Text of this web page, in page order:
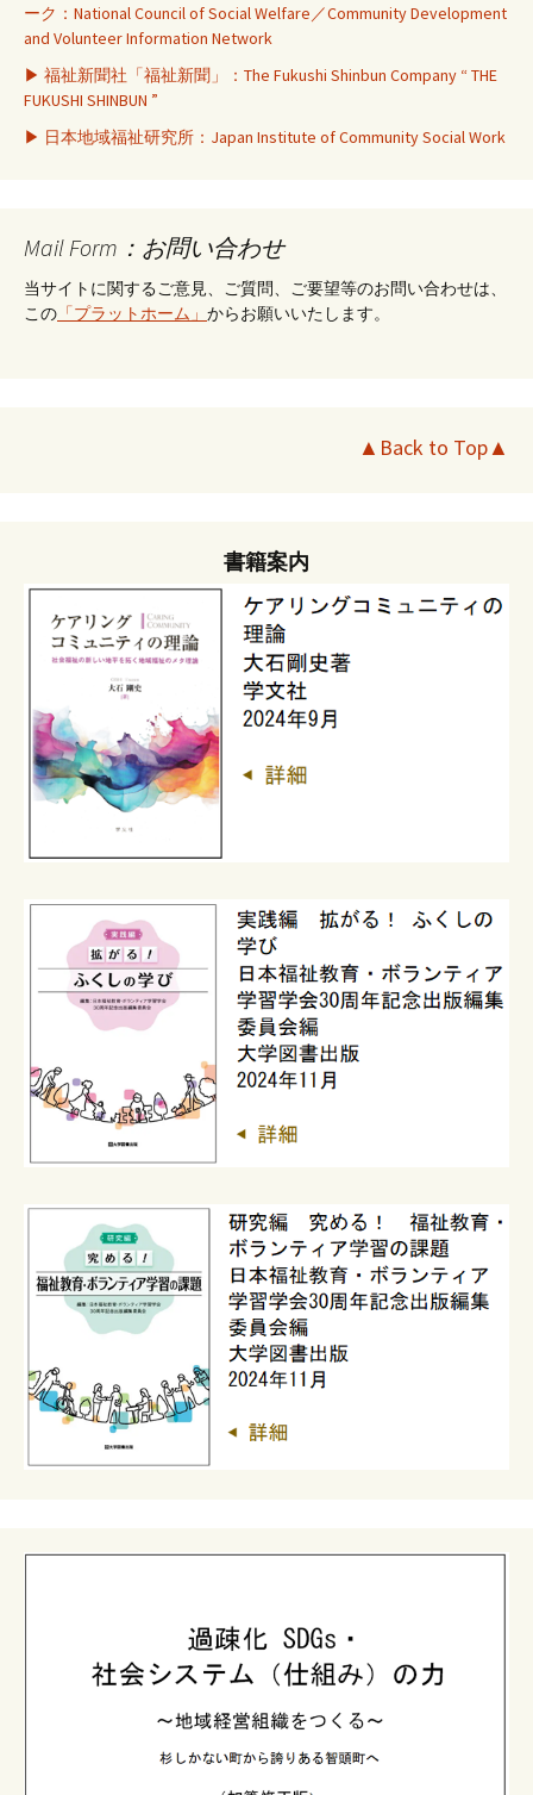
ーク：National Council of Social Welfare／Community Development
and Volunteer Information Network
▶ 福祉新聞社「福祉新聞」：The Fukushi Shinbun Company “ THE
FUKUSHI SHINBUN ”
▶ 日本地域福祉研究所：Japan Institute of Community Social Work
Mail Form：お問い合わせ
当サイトに関するご意見、ご質問、ご要望等のお問い合わせは、
この 「プラットホーム」 からお願いいたします。
▲Back to Top▲
書籍案内